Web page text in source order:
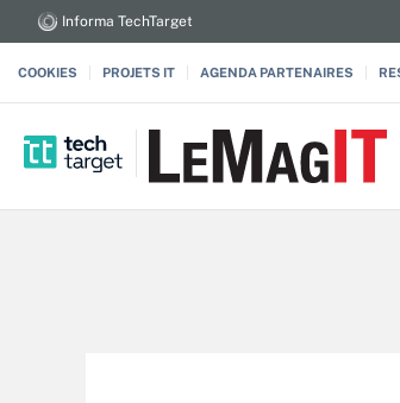
Informa TechTarget
COOKIES PROJETS IT AGENDA PARTENAIRES